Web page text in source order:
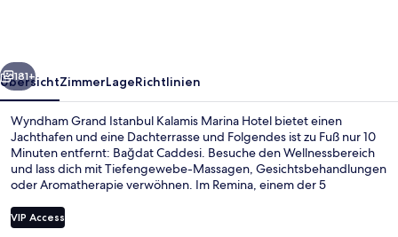
Weiter
181+
ÜbersichtZimmerLageRichtlinien
Wyndham Grand Istanbul Kalamis Marina Hotel bietet einen
Jachthafen und eine Dachterrasse und Folgendes ist zu Fuß nur 10
Minuten entfernt: Bağdat Caddesi. Besuche den Wellnessbereich
und lass dich mit Tiefengewebe-Massagen, Gesichtsbehandlungen
oder Aromatherapie verwöhnen. Im Remina, einem der 5
türkische Küche serviert. Als weitere Highlights bietet dieses Hotel
im luxuriösen Stil 2 Bars/Lounges, einen Innenpool und ein
VIP Access